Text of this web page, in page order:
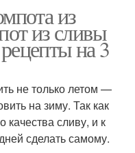
из
из сливы
на 3
не только летом —
на зиму. Так как
качества сливу, и к
сделать самому.